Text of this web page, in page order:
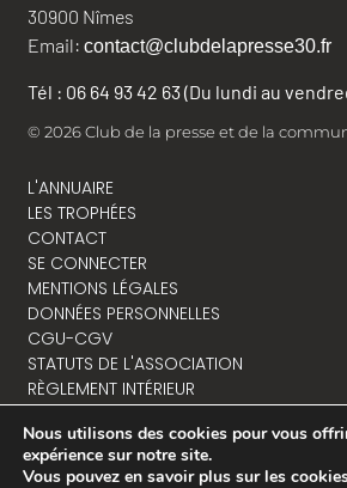
30900 Nîmes
Email: contact@clubdelapresse30.fr
Tél : 06 64 93 42 63 (Du lundi au
© 2026 Club de la presse et de la
L'ANNUAIRE
LES TROPHÉES
CONTACT
SE CONNECTER
MENTIONS LÉGALES
DONNÉES PERSONNELLES
CGU-CGV
STATUTS DE L'ASSOCIATION
RÈGLEMENT INTÉRIEUR
NOUS CONTACTER
Nous utilisons des cookies pour vous
expérience sur notre site.
Vous pouvez en savoir plus sur les